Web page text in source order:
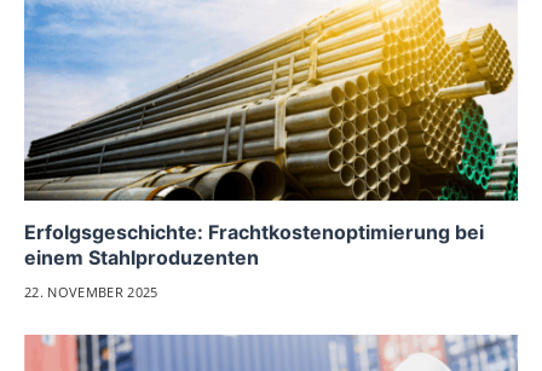
Erfolgsgeschichte: Frachtkostenoptimierung bei
einem Stahlproduzenten
22. NOVEMBER 2025